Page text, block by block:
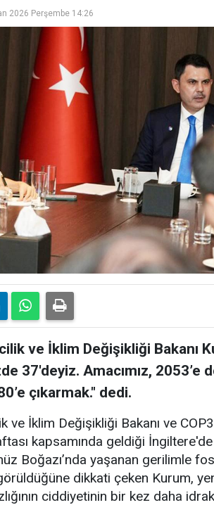
2026 Perşembe 14:26
ve İklim Değişikliği Bakanı
37'deyiz. Amacımız,
çıkarmak." dedi.
ve İklim Değişikliği Bakanı ve
kapsamında geldiği İngiltere'de
Boğazı’nda yaşanan gerilimle
dikkati çeken Kurum,
ciddiyetinin bir kez daha